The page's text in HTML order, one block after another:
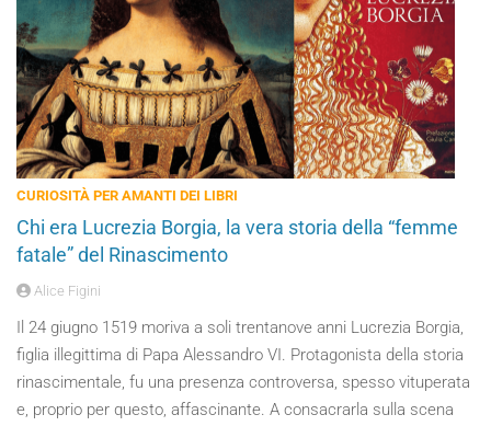
CURIOSITÀ PER AMANTI DEI LIBRI
Chi era Lucrezia Borgia, la vera storia della “femme
fatale” del Rinascimento
Alice Figini
Il 24 giugno 1519 moriva a soli trentanove anni Lucrezia Borgia,
figlia illegittima di Papa Alessandro VI. Protagonista della storia
rinascimentale, fu una presenza controversa, spesso vituperata
e, proprio per questo, affascinante. A consacrarla sulla scena